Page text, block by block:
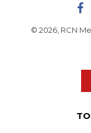
© 2026, RCN